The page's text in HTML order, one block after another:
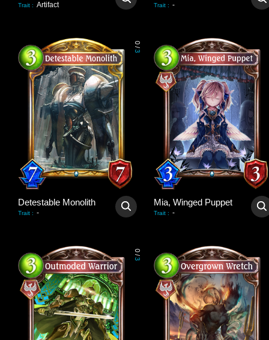
Trait : Artifact Trait : -
0
/
3
Detestable Monolith
Trait : -
Mia, Winged Puppet
Trait : -
0
/
3